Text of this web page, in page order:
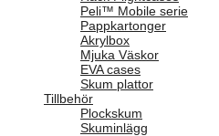
Peli™ Mobile serie
Pappkartonger
Akrylbox
Mjuka Väskor
EVA cases
Skum plattor
Tillbehör
Plockskum
Skuminlägg